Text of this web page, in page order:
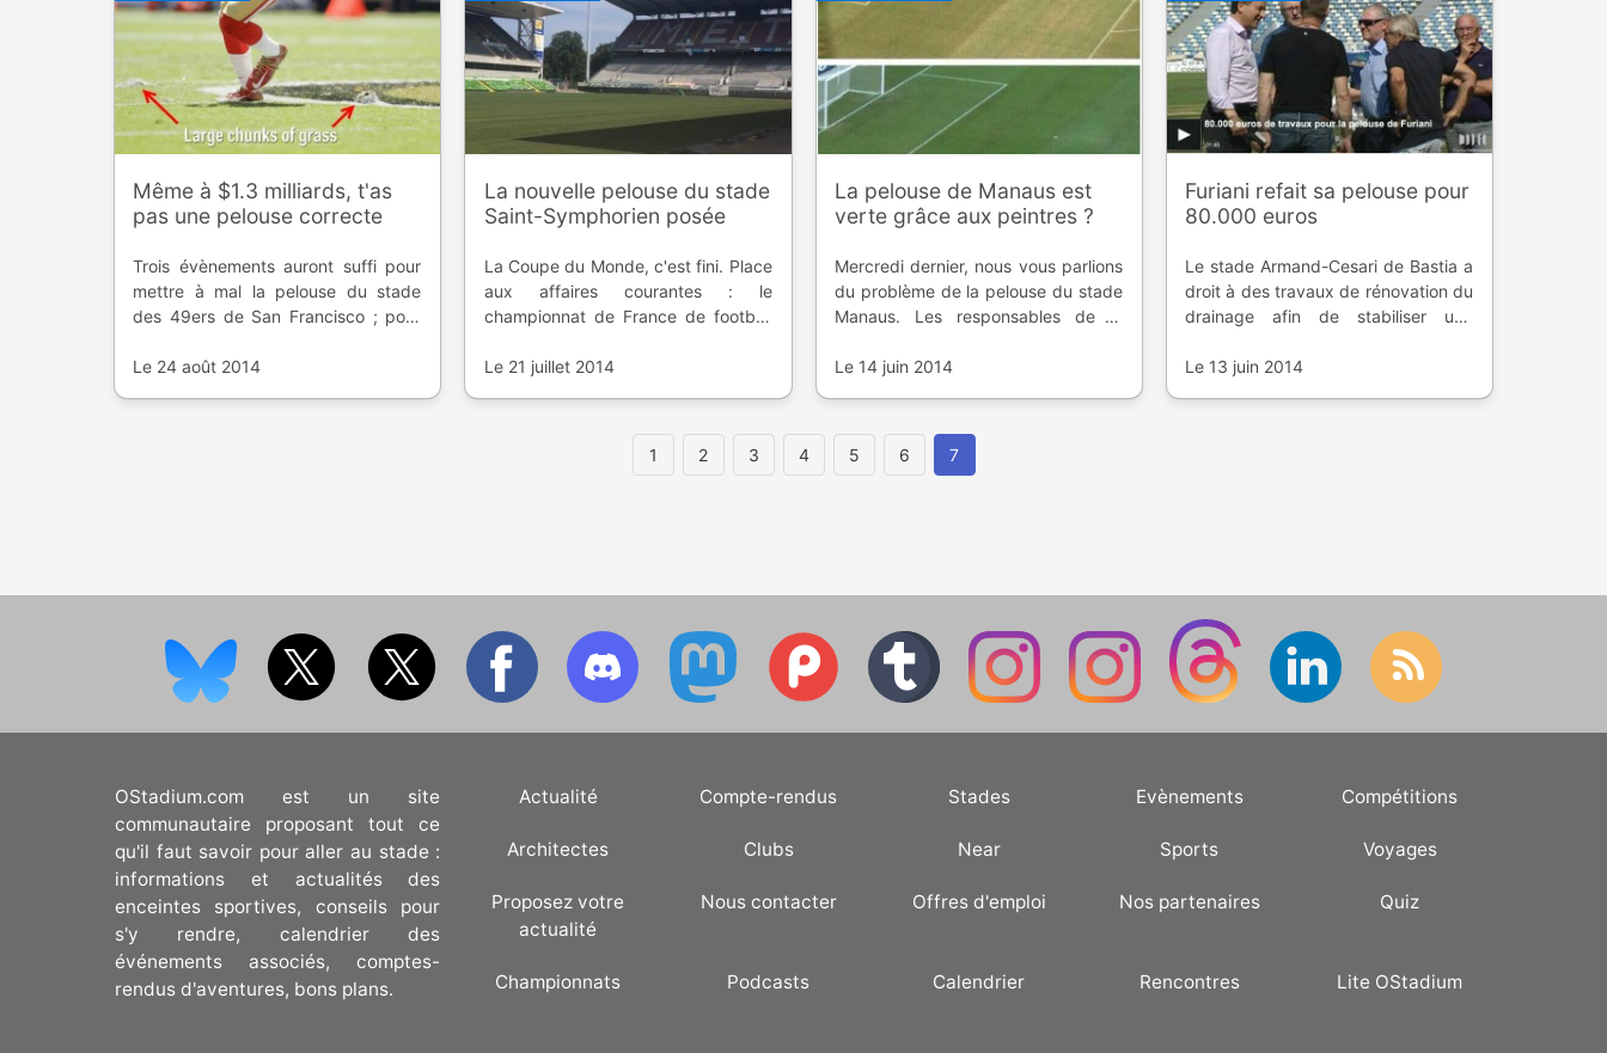
Même à $1.3 milliards, t'as
pas une pelouse correcte
Trois évènements auront suffi pour
mettre à mal la pelouse du stade
des 49ers de San Francisco ; pour
ça a du mal à passer.
Le 24 août 2014
La nouvelle pelouse du stade
Saint-Symphorien posée
La Coupe du Monde, c'est fini. Place
aux affaires courantes : le
championnat de France de football
dans l'élite du FC Metz. La pelouse
Le 21 juillet 2014
La pelouse de Manaus est
verte grâce aux peintres ?
Mercredi dernier, nous vous parlions
du problème de la pelouse du stade
Manaus. Les responsables de la
auraient trouvé la solution : peindre
Le 14 juin 2014
Furiani refait sa pelouse pour
80.000 euros
Le stade Armand-Cesari de Bastia a
droit à des travaux de rénovation du
drainage afin de stabiliser une
une facture de 80.000 euros sur les
Le 13 juin 2014
1 2 3 4 5 6 7
OStadium.com est un site
communautaire proposant tout ce
qu'il faut savoir pour aller au stade :
informations et actualités des
enceintes sportives, conseils pour
s'y rendre, calendrier des
événements associés, comptes-
rendus d'aventures, bons plans.
Actualité Compte-rendus Stades Evènements Compétitions
Architectes Clubs Near Sports Voyages
Proposez votre
actualité
Nous contacter Offres d'emploi Nos partenaires Quiz
Championnats Podcasts Calendrier Rencontres Lite OStadium